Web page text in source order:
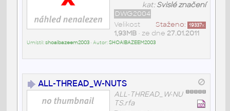
kat:Svislé značení
DWG2004
Staženo: 19337x
Velikost
1,93MB• ze dne 27.01.2011
Umístil:shoaibazeem2003• Autor:SHOAIBAZEEM2003
ALL-THREAD_W-NUTS
ALL-THREAD_W-NU
TS.rfa